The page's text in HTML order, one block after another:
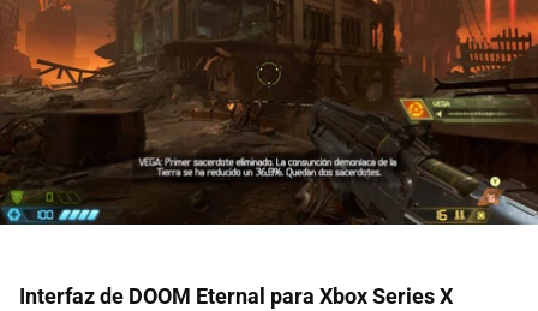
Interfaz de DOOM Eternal para Xbox Series X